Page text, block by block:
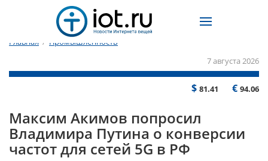
Главная / Промышленность
7 августа 2026
$ 81.41 € 94.06
Максим Акимов попросил
Владимира Путина о конверсии
частот для сетей 5G в РФ